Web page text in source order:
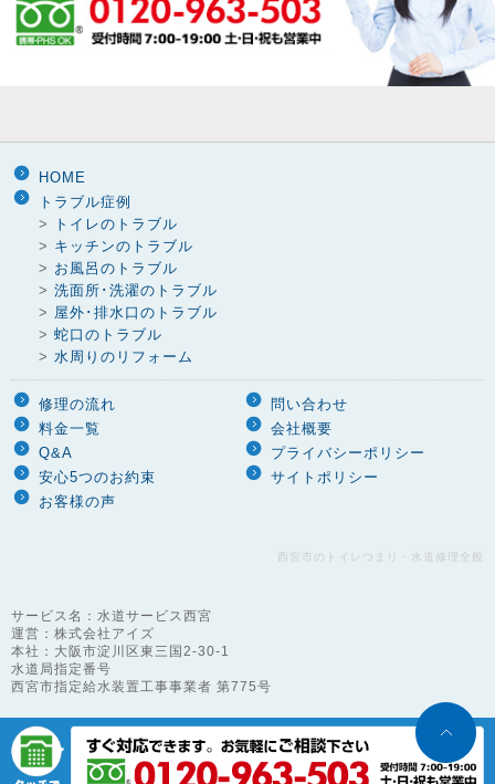
HOME
トラブル症例
>
トイレのトラブル
> キッチンのトラブル
> お風呂のトラブル
> 洗面所･洗濯のトラブル
> 屋外･排水口のトラブル
> 蛇口のトラブル
> 水周りのリフォーム
修理の流れ
料金一覧
Q&A
安心5つのお約束
お客様の声
問い合わせ
会社概要
プライバシーポリシー
サイトポリシー
西宮市のトイレつまり・水道修理全般
サービス名：水道サービス西宮
運営：株式会社アイズ
本社：大阪市淀川区東三国2-30-1
水道局指定番号
西宮市指定給水装置工事事業者 第775号